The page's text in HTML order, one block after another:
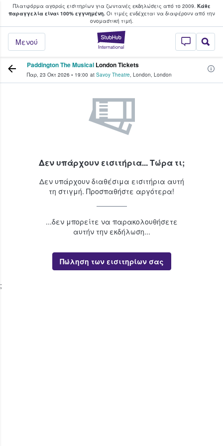
Πλατφόρμα αγοράς εισιτηρίων για ζωντανές εκδηλώσεις από το 2009. Κάθε
παραγγελία είναι 100% εγγυημένη.Οι τιμές ενδέχεται να διαφέρουν από την
oνομαστική τιμή.
StubHub - Όπου
Μενού
φαν αγοράζουν και πουλούν
Paddington The Musical London Tickets
Παρ, 23 Οκτ 2026 • 19:00 at Savoy Theatre, London, London
Δεν υπάρχουν εισιτήρια... Τώρα τι;
Δεν υπάρχουν διαθέσιμα εισιτήρια αυτή
τη στιγμή. Προσπαθήστε αργότερα!
...δεν μπορείτε να παρακολουθήσετε
αυτήν την εκδήλωση...
Πώληση των εισιτηρίων σας
;